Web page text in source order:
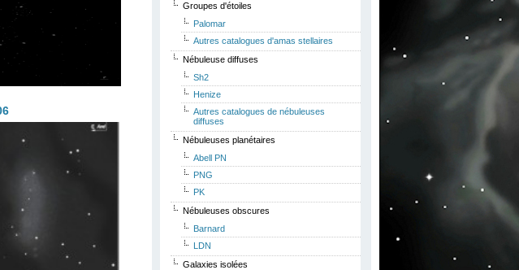
Groupes d'étoiles
Palomar
Autres catalogues d'amas stellaires
Nébuleuse diffuses
Sh2
Henize
Autres catalogues de nébuleuses
diffuses
Nébuleuses planétaires
Abell PN
PNG
PK
Nébuleuses obscures
Barnard
LDN
Galaxies isolées